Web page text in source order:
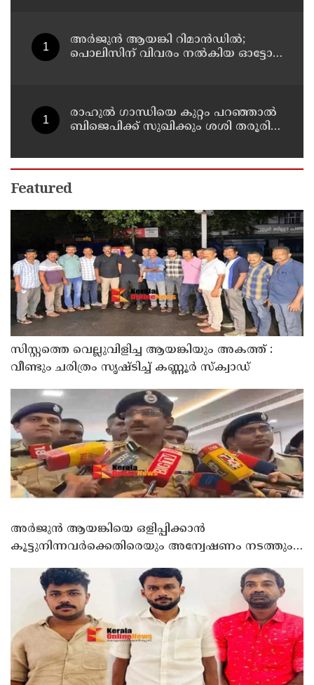
അര്‍ജുന്‍ ആയങ്കി റിമാന്‍ഡില്‍;
പൊലിസിന് വിവരം നൽകിയ ഓട്ടോ
രാഹുല്‍ ഗാന്ധിയെ കുറ്റം പറഞ്ഞാല്‍
ബിജെപിക്ക് സുഖിക്കും ശശി തരൂരിന്
വേണുഗോപാല്‍
Featured
സിസ്റ്റത്തെ വെല്ലുവിളിച്ച ആയങ്കിയും അകത്ത് :
വീണ്ടും ചരിത്രം സൃഷ്‌ടിച്ച് കണ്ണൂർ സ്‌ക്വാഡ്
അർജുൻ ആയങ്കിയെ ഒളിപ്പിക്കാൻ
കൂട്ടുനിന്നവർക്കെതിരെയും അന്വേഷണം നടത്തും: